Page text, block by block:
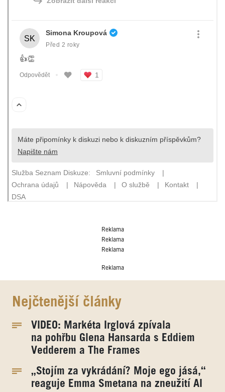
Reklama
Reklama
Reklama
Reklama
Nejčtenější články
VIDEO: Markéta Irglová zpívala
na pohřbu Glena Hansarda s Eddiem
Vedderem a The Frames
„Stojím za vykrádání? Moje ego jásá,“
reaguje Emma Smetana na zneužití AI